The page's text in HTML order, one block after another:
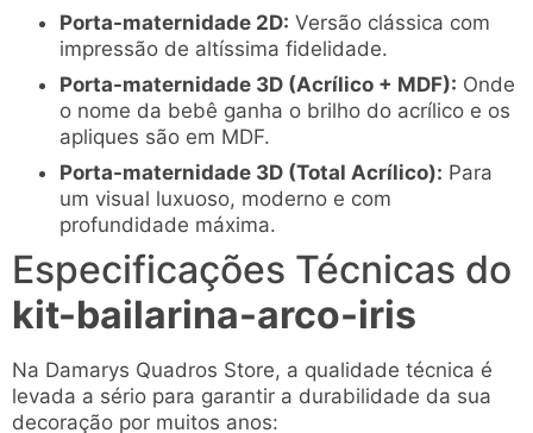
Porta-maternidade 2D: Versão clássica com
impressão de altíssima fidelidade.
Porta-maternidade 3D (Acrílico + MDF): Onde
o nome da bebê ganha o brilho do acrílico e os
apliques são em MDF.
Porta-maternidade 3D (Total Acrílico): Para
um visual luxuoso, moderno e com
profundidade máxima.
Especificações Técnicas do
kit-bailarina-arco-iris
Na Damarys Quadros Store, a qualidade técnica é
levada a sério para garantir a durabilidade da sua
decoração por muitos anos: